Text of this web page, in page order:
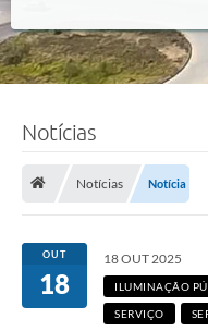
Notícias
Notícias Notícia
OUT
18
18 OUT 2025
ILUMINAÇÃO
SERVIÇO